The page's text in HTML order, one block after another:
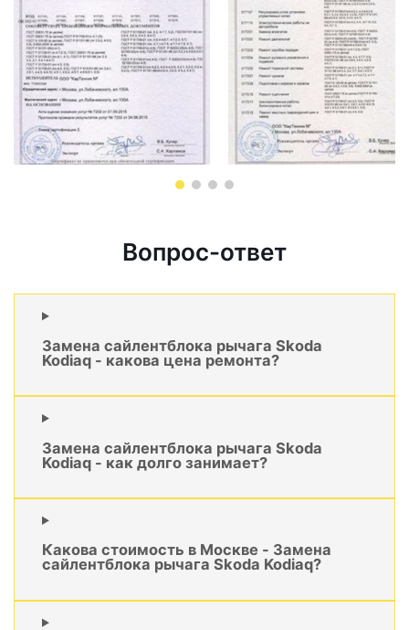
Вопрос-ответ
Замена сайлентблока рычага Skoda
Kodiaq - какова цена ремонта?
Замена сайлентблока рычага Skoda
Kodiaq - как долго занимает?
Какова стоимость в Москве - Замена
сайлентблока рычага Skoda Kodiaq?